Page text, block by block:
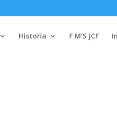
Historia F M’S JCF